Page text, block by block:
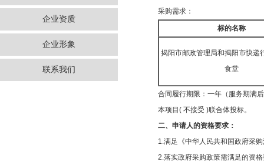
企业资质
企业形象
联系我们
采购需求：
标的名称
揭阳市邮政管理局和揭阳市快递
食堂
合同履行期限：一年（服务期满
本项目( 不接受 )联合体投标。
二、申请人的资格要求：
1.满足《中华人民共和国政府采
2.落实政府采购政策需满足的资